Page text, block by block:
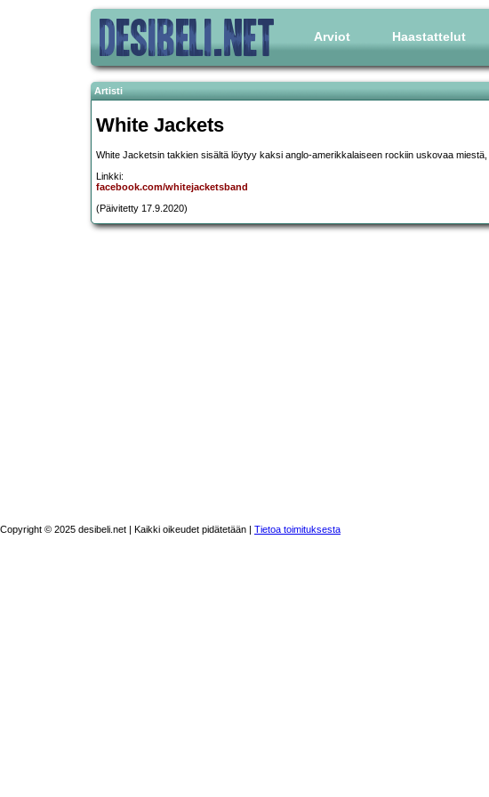
Arviot Haastattelut
Artisti
White Jackets
White Jacketsin takkien sisältä löytyy kaksi anglo-amerikkalaiseen rockiin uskovaa miestä,
Linkki:
facebook.com/whitejacketsband
(Päivitetty 17.9.2020)
Copyright © 2025 desibeli.net | Kaikki oikeudet pidätetään | Tietoa toimituksesta